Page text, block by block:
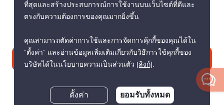
contact@propertyscout.co.th
ติดต่อเรา
ที่สุดและสร้างประสบการณ์การใช้งานบนเว็บไซต์ที่ดีและ
ตรงกับความต้องการของคุณมากยิ่งขึ้น
คุณสามารถตัดค่าการใช้และการจัดการคุ้กกี้ของคุณได้ใน
“ตั้งค่า” และอ่านข้อมูลเพิ่มเติมเกี่ยวกับวิธีการใช้คุกกี้ของ
บริษัทได้ในนโยบายความเป็นส่วนตัว [ลิงก์].
ตั้งค่า ยอมรับทั้งหมด